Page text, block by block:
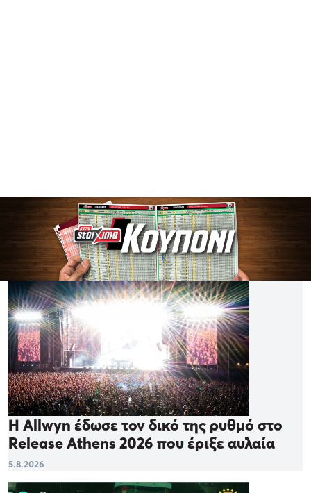
Η Allwyn έδωσε τον δικό της ρυθμό στο
Release Athens 2026 που έριξε αυλαία
5.8.2026